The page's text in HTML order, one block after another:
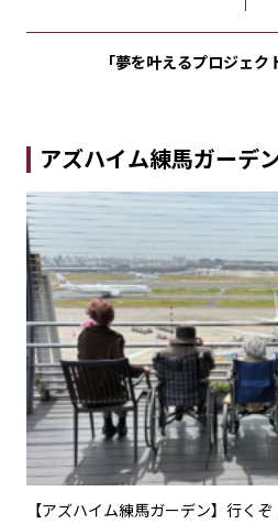
「夢を叶えるプロジェク
アズハイム練馬ガーデ
【アズハイム練馬ガーデン】行く